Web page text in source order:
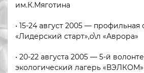
им.К.Мяготина
• 15-24 август 2005 — профильная
«Лидерский старт»,о\л «Аврора»
• 20-22 августа 2005 — 5-й
экологический лагерь «ВЭЛКОМ»